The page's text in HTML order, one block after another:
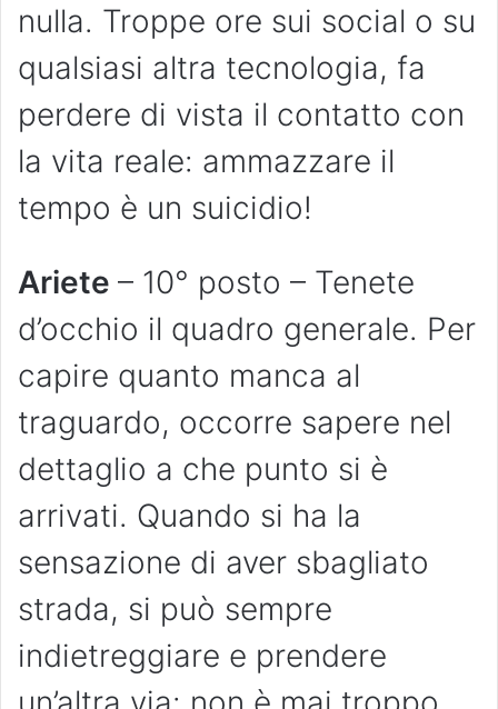
nulla. Troppe ore sui social o su
qualsiasi altra tecnologia, fa
perdere di vista il contatto con
la vita reale: ammazzare il
tempo è un suicidio!
Ariete – 10° posto – Tenete
d’occhio il quadro generale. Per
capire quanto manca al
traguardo, occorre sapere nel
dettaglio a che punto si è
arrivati. Quando si ha la
sensazione di aver sbagliato
strada, si può sempre
indietreggiare e prendere